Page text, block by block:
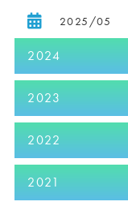
2025/05
2024
2023
2022
2021